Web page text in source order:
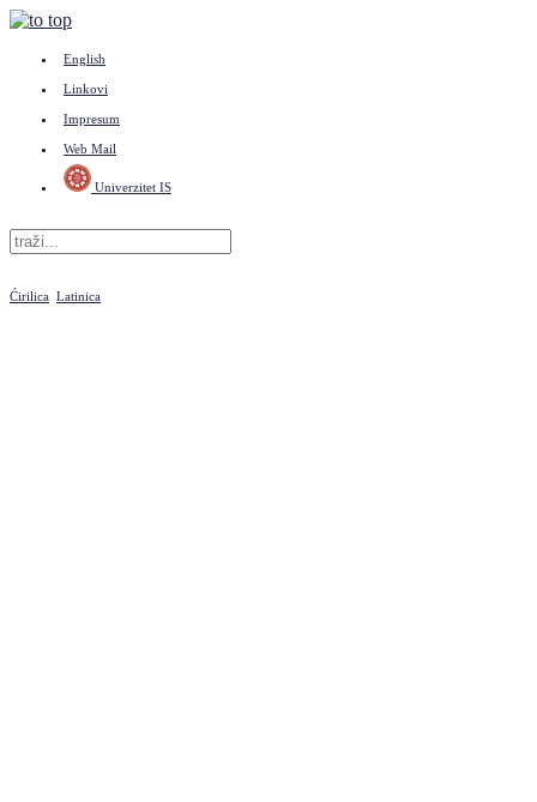
English
Linkovi
Impresum
Web Mail
Univerzitet IS
Ćirilica Latinica